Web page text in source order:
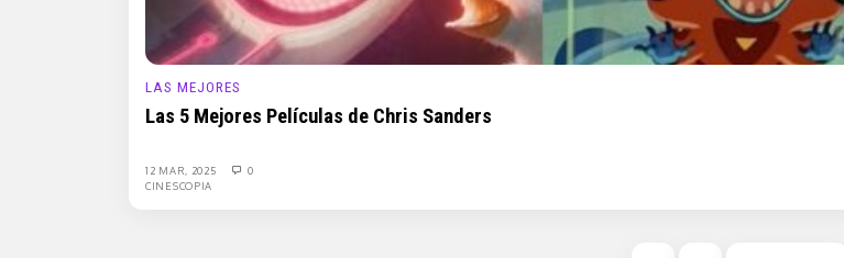
LAS MEJORES
Las 5 Mejores Películas de Chris Sanders
12 MAR, 2025
0
CINESCOPIA